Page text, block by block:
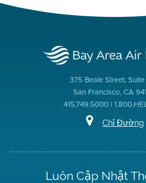
375 Beale Street,
San Francisco, CA
415.749.5000 |
Chỉ Đường
Luôn Cập Nhật